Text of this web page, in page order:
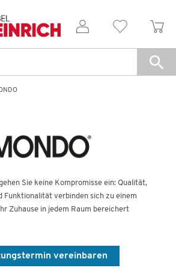
Sie keine Kompromisse ein: Qualität,
Funktionalität verbinden sich zu einem
Zuhause in jedem Raum bereichert
vereinbaren